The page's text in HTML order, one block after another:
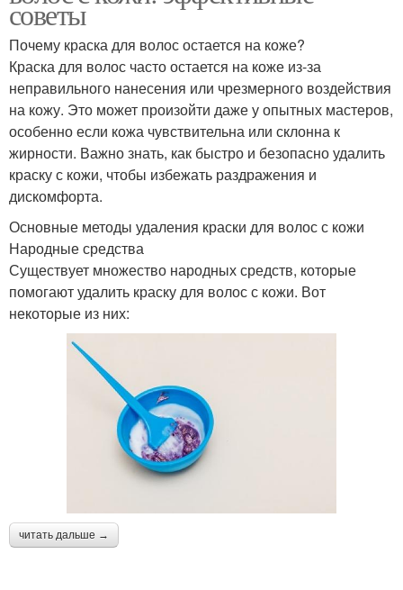
советы
Почему краска для волос остается на коже?
Краска для волос часто остается на коже из-за
неправильного нанесения или чрезмерного воздействия
на кожу. Это может произойти даже у опытных мастеров,
особенно если кожа чувствительна или склонна к
жирности. Важно знать, как быстро и безопасно удалить
краску с кожи, чтобы избежать раздражения и
дискомфорта.
Основные методы удаления краски для волос с кожи
Народные средства
Существует множество народных средств, которые
помогают удалить краску для волос с кожи. Вот
некоторые из них:
читать дальше →